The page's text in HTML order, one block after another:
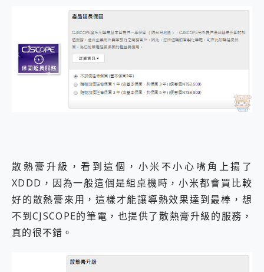
散熱膏升級，看到這個，小米不小心嘴角上揚了
XDDD，因為一般這個是組桌機時，小米都會買比較
好的散熱膏來用，這樣才能讓導熱效果達到最棒，想
不到CJSCOPE的筆電，也提供了散熱膏升級的服務，
真的很不錯。